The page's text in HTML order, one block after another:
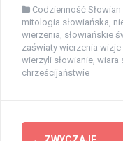
Codzienność Słowian
mitologia słowiańska
wierzenia słowiańskie
zaświaty wierzenia wizje
wierzyli słowianie wiara
chrześcijaństwie
Zobacz